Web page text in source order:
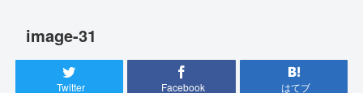
image-31
Twitter Facebook はてブ